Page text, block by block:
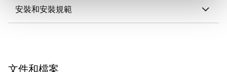
安裝和安裝規範
文件和檔案